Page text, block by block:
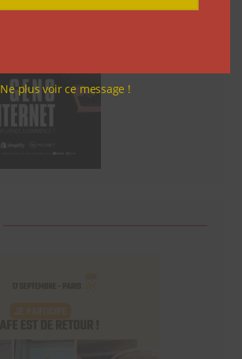
Ne plus voir ce message !